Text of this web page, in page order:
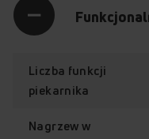
Liczba funkcji
piekarnika
Nagrzew w